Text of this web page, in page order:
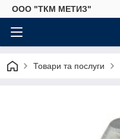
ООО "ТКМ МЕТИЗ"
Товари та послуги